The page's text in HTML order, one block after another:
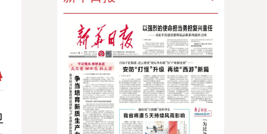
新华日报
扬子晚报
乡村干部报
南京晨报
江苏经济报